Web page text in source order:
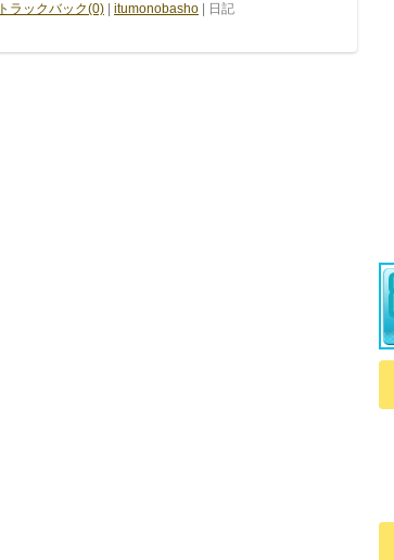
トラックバック(0) itumonobasho | 日記